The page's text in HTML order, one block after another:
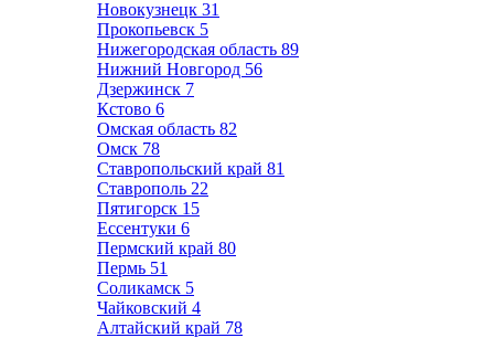
Новокузнецк 31
Прокопьевск 5
Нижегородская область 89
Нижний Новгород 56
Дзержинск 7
Кстово 6
Омская область 82
Омск 78
Ставропольский край 81
Ставрополь 22
Пятигорск 15
Ессентуки 6
Пермский край 80
Пермь 51
Соликамск 5
Чайковский 4
Алтайский край 78